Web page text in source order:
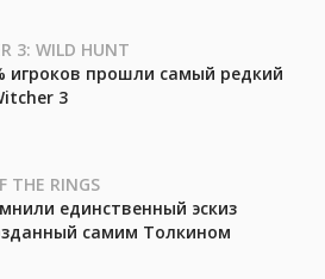
3: WILD HUNT
игроков прошли самый редкий
3
THE RINGS
единственный эскиз
самим Толкином